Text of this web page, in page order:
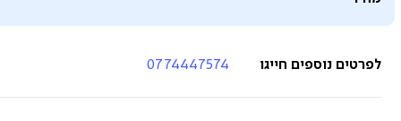
לפרטים נוספים חייגו 0774447574